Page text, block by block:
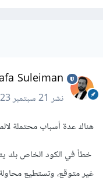
Suleiman
نشر21 سبتمبر 2023
هناك عدة أسباب محتملة
خطأ في الكود الخاص بك
غير متوقع، وتستطيع